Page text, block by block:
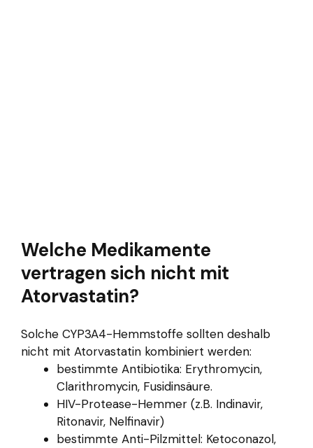
Welche Medikamente
vertragen sich nicht mit
Atorvastatin?
Solche CYP3A4-Hemmstoffe sollten deshalb
nicht mit Atorvastatin kombiniert werden:
bestimmte Antibiotika: Erythromycin,
Clarithromycin, Fusidinsäure.
HIV-Protease-Hemmer (z.B. Indinavir,
Ritonavir, Nelfinavir)
bestimmte Anti-Pilzmittel: Ketoconazol,